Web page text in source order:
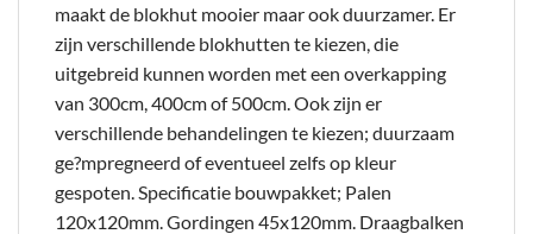
maakt de blokhut mooier maar ook duurzamer. Er
zijn verschillende blokhutten te kiezen, die
uitgebreid kunnen worden met een overkapping
van 300cm, 400cm of 500cm. Ook zijn er
verschillende behandelingen te kiezen; duurzaam
ge?mpregneerd of eventueel zelfs op kleur
gespoten. Specificatie bouwpakket; Palen
120x120mm. Gordingen 45x120mm. Draagbalken